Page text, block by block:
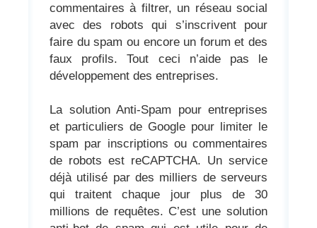
commentaires à filtrer, un réseau social
avec des robots qui s’inscrivent pour
faire du spam ou encore un forum et des
faux profils. Tout ceci n’aide pas le
développement des entreprises.
La solution Anti-Spam pour entreprises
et particuliers de Google pour limiter le
spam par inscriptions ou commentaires
de robots est reCAPTCHA. Un service
déjà utilisé par des milliers de serveurs
qui traitent chaque jour plus de 30
millions de requêtes. C’est une solution